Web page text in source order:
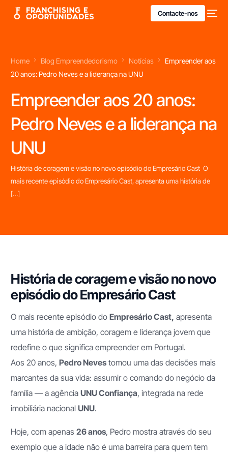
Contacte-nos
Home Blog Empreendedorismo Notícias
Empreender aos
20 anos: Pedro Neves e a liderança na UNU
Empreender aos 20 anos:
Pedro Neves e a liderança na
UNU
História de coragem e visão no novo episódio do Empresário Cast O
mais recente episódio do Empresário Cast, apresenta uma história de
[…]
História de coragem e visão no novo
episódio do Empresário Cast
O mais recente episódio doEmpresário Cast, apresenta
uma história de ambição, coragem e liderança jovem que
redefine o que significa empreender em Portugal.
Aos 20 anos,Pedro Neves tomou uma das decisões mais
marcantes da sua vida: assumir o comando do negócio da
família — a agênciaUNU Confiança, integrada na rede
imobiliária nacionalUNU.
Hoje, com apenas26 anos, Pedro mostra através do seu
exemplo que a idade não é uma barreira para quem tem